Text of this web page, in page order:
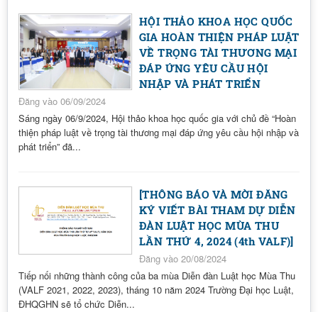
HỘI THẢO KHOA HỌC QUỐC
GIA HOÀN THIỆN PHÁP LUẬT
VỀ TRỌNG TÀI THƯƠNG MẠI
ĐÁP ỨNG YÊU CẦU HỘI
NHẬP VÀ PHÁT TRIỂN
Đăng vào 06/09/2024
Sáng ngày 06/9/2024, Hội thảo khoa học quốc gia với chủ đề “Hoàn
thiện pháp luật về trọng tài thương mại đáp ứng yêu cầu hội nhập và
phát triển” đã...
[THÔNG BÁO VÀ MỜI ĐĂNG
KÝ VIẾT BÀI THAM DỰ DIỄN
ĐÀN LUẬT HỌC MÙA THU
LẦN THỨ 4, 2024 (4th VALF)]
Đăng vào 20/08/2024
Tiếp nối những thành công của ba mùa Diễn đàn Luật học Mùa Thu
(VALF 2021, 2022, 2023), tháng 10 năm 2024 Trường Đại học Luật,
ĐHQGHN sẽ tổ chức Diễn...